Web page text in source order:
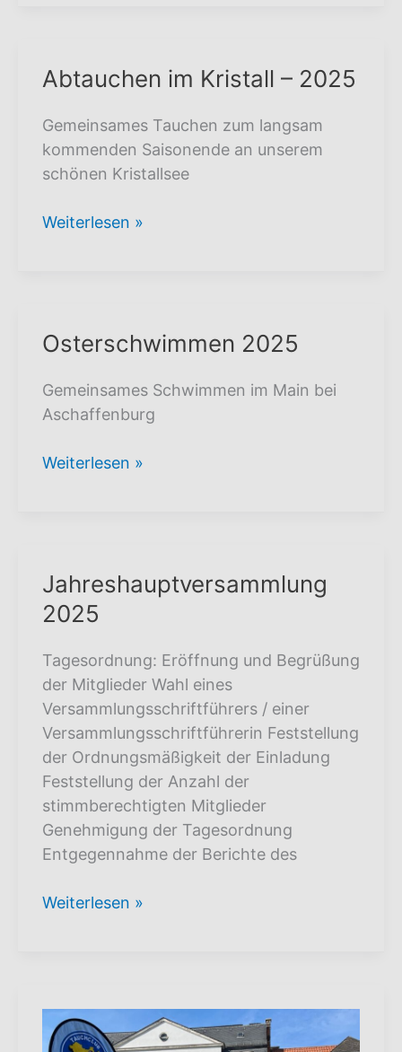
Abtauchen im Kristall – 2025
Gemeinsames Tauchen zum langsam
kommenden Saisonende an unserem
schönen Kristallsee
Abtauchen
Weiterlesen »
Osterschwimmen 2025
Gemeinsames Schwimmen im Main bei
Aschaffenburg
Osterschwimmen
Weiterlesen »
Jahreshauptversammlung
2025
Tagesordnung: Eröffnung und Begrüßung
der Mitglieder Wahl eines
Versammlungsschriftführers / einer
Versammlungsschriftführerin Feststellung
der Ordnungsmäßigkeit der Einladung
Feststellung der Anzahl der
stimmberechtigten Mitglieder
Genehmigung der Tagesordnung
Entgegennahme der Berichte des
Jahreshauptversammlung
Weiterlesen »